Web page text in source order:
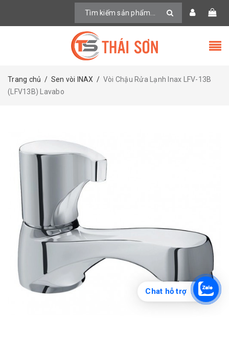
Trang chủ / Sen vòi INAX / Vòi Chậu Rửa Lạnh Inax LFV-13B
(LFV13B) Lavabo
Chat hỗ trợ